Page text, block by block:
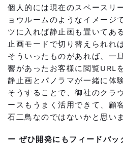
個人的には現在のスペースリ
ョウルームのようなイメージ
ツに入れば静止画も置いてあ
止画モードで切り替えられれ
そういったものがあれば、一
響があったお客様に閲覧URL
静止画とパノラマが一緒に体
そうすることで、御社のクラ
ースもうまく活用できて、顧
石二鳥なのではないかと思い
ー ぜひ開発にもフィードバッ